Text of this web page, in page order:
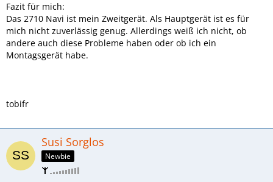
Fazit für mich:
Das 2710 Navi ist mein Zweitgerät. Als Hauptgerät ist es für
mich nicht zuverlässig genug. Allerdings weiß ich nicht, ob
andere auch diese Probleme haben oder ob ich ein
Montagsgerät habe.
tobifr
Susi Sorglos
Newbie